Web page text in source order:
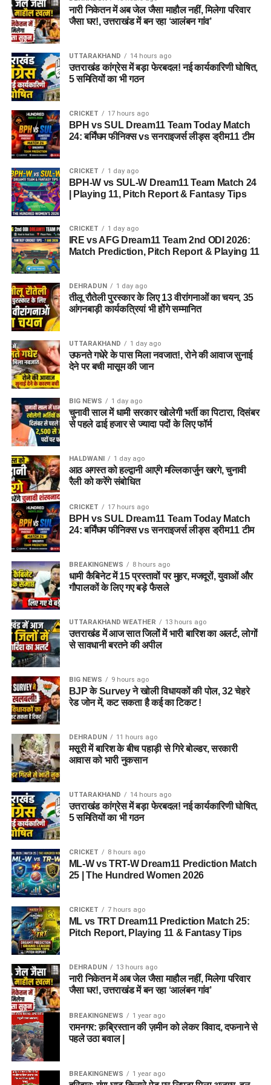
महिलाओं और बच्चों को मिलेगा नया जीवन
आलंबन गांव की यह योजना सिर्फ एक नया भवन या परिसर तैयार करने की
कवायद नहीं है, बल्कि नारी निकेतन में रहने वाली महिलाओं और बच्चों के
प्रति सोच में बदलाव की कोशिश भी है।
अगर यह योजना धरातल पर उतरती है तो संस्थागत जीवन की जगह उन्हें
परिवार जैसा माहौल, बेहतर स्वतंत्रता और सामाजिक वातावरण मिल
सकेगा। इससे बच्चों और महिलाओं के मानसिक और सामाजिक विकास में
भी मदद मिलने की उम्मीद है।
नारी निकेतन में अब जेल जैसा माहौल नहीं, मिलेगा परिवार
जैसा घर!, उत्तराखंड में बन रहा ‘आलंबन गांव’
UTTARAKHAND 14 hours ago
उत्तराखंड कांग्रेस में बड़ा फेरबदल! नई कार्यकारिणी घोषित,
5 समितियों का भी गठन
CRICKET 17 hours ago
BPH vs SUL Dream11 Team Today Match
24: बर्मिंघम फीनिक्स vs सनराइजर्स लीड्स ड्रीम11 टीम
CRICKET 1 day ago
BPH-W vs SUL-W Dream11 Team Match 24
| Playing 11, Pitch Report & Fantasy Tips
CRICKET 1 day ago
IRE vs AFG Dream11 Team 2nd ODI 2026:
Match Prediction, Pitch Report & Playing 11
DEHRADUN 1 day ago
तीलू रौतेली पुरस्कार के लिए 13 वीरांगनाओं का चयन, 35
आंगनबाड़ी कार्यकत्रियां भी होंगे सम्मानित
UTTARAKHAND 1 day ago
उफनते गधेरे के पास मिला नवजात!, रोने की आवाज सुनाई
देने पर बची मासूम की जान
BIG NEWS 1 day ago
चुनावी साल में धामी सरकार खोलेगी भर्ती का पिटारा, दिसंबर
से पहले ढाई हजार से ज्यादा पदों के लिए फॉर्म
HALDWANI 1 day ago
आठ अगस्त को हल्द्वानी आएंगे मल्लिकार्जुन खरगे, चुनावी
रैली को करेंगे संबोधित
CRICKET 17 hours ago
BPH vs SUL Dream11 Team Today Match
24: बर्मिंघम फीनिक्स vs सनराइजर्स लीड्स ड्रीम11 टीम
BREAKINGNEWS 8 hours ago
धामी कैबिनेट में 15 प्रस्तावों पर मुहर, मजदूरों, युवाओं और
गौपालकों के लिए गए बड़े फैसले
UTTARAKHAND WEATHER 13 hours ago
उत्तराखंड में आज सात जिलों में भारी बारिश का अलर्ट, लोगों
से सावधानी बरतने की अपील
BIG NEWS 9 hours ago
BJP के Survey ने खोली विधायकों की पोल, 32 चेहरे
रेड जोन में, कट सकता है कई का टिकट !
DEHRADUN 11 hours ago
मसूरी में बारिश के बीच पहाड़ी से गिरे बोल्डर, सरकारी
आवास को भारी नुकसान
UTTARAKHAND 14 hours ago
उत्तराखंड कांग्रेस में बड़ा फेरबदल! नई कार्यकारिणी घोषित,
5 समितियों का भी गठन
CRICKET 8 hours ago
ML-W vs TRT-W Dream11 Prediction Match
25 | The Hundred Women 2026
CRICKET 7 hours ago
ML vs TRT Dream11 Prediction Match 25:
Pitch Report, Playing 11 & Fantasy Tips
DEHRADUN 13 hours ago
नारी निकेतन में अब जेल जैसा माहौल नहीं, मिलेगा परिवार
जैसा घर!, उत्तराखंड में बन रहा ‘आलंबन गांव’
BREAKINGNEWS 1 year ago
रामनगर: क़ब्रिस्तान की ज़मीन को लेकर विवाद, दफनाने से
पहले उठा बवाल |
BREAKINGNEWS 1 year ago